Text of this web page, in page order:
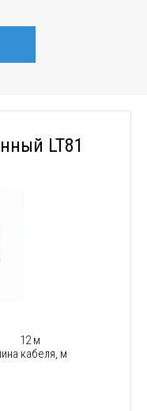
LT81
12 м
кабеля, м